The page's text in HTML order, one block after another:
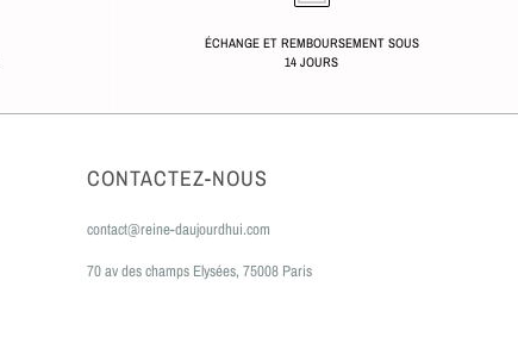
ÉCHANGE ET REMBOURSEMENT SOUS
14 JOURS
CONTACTEZ-NOUS
contact@reine-daujourdhui.com
70 av des champs Elysées, 75008 Paris